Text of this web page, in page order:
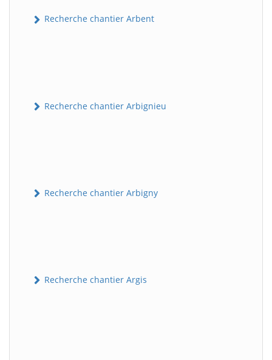
Recherche chantier Arbent
Recherche chantier Arbignieu
Recherche chantier Arbigny
Recherche chantier Argis